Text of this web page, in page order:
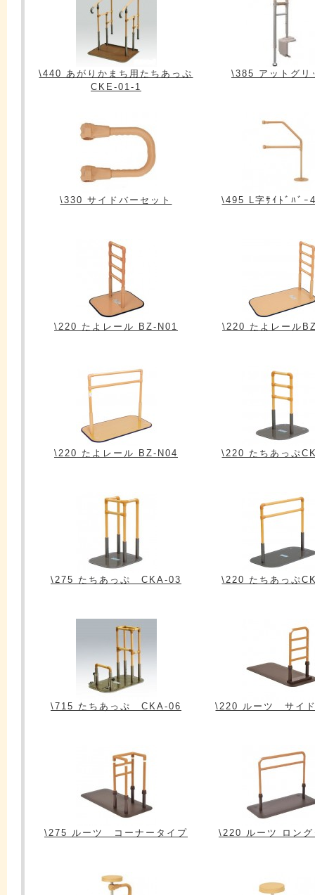
\440 あがりかまち用たちあっぷ
CKE-01-1
\385 アットグリ
\330 サイドバーセット \495 L字ｻｲﾄﾞﾊﾞｰ
\220 たよレール BZ-N01 \220 たよレール
\220 たよレール BZ-N04 \220 たちあっぷ
\275 たちあっぷ CKA-03 \220 たちあっぷ
\715 たちあっぷ CKA-06 \220 ルーツ サイ
\275 ルーツ コーナータイプ \220 ルーツ ロング